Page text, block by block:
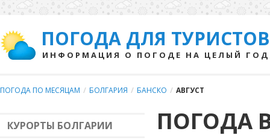
ПОГОДА ДЛЯ ТУРИСТОВ
ИНФОРМАЦИЯ О ПОГОДЕ НА ЦЕЛЫЙ ГОД
ПОГОДА ПО МЕСЯЦАМ / БОЛГАРИЯ / БАНСКО / АВГУСТ
КУРОРТЫ БОЛГАРИИ ПОГОДА